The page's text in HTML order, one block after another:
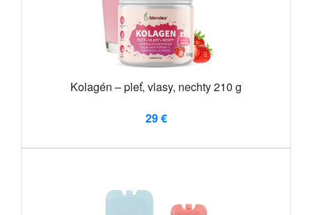
Kolagén – pleť, vlasy, nechty 210 g
29 €